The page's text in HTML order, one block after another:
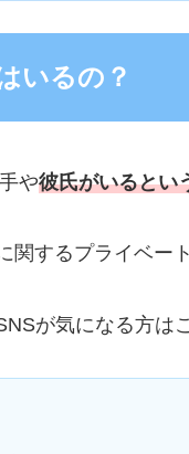
いるの？
や彼氏がいるとい
するプライベー
が気になる方は